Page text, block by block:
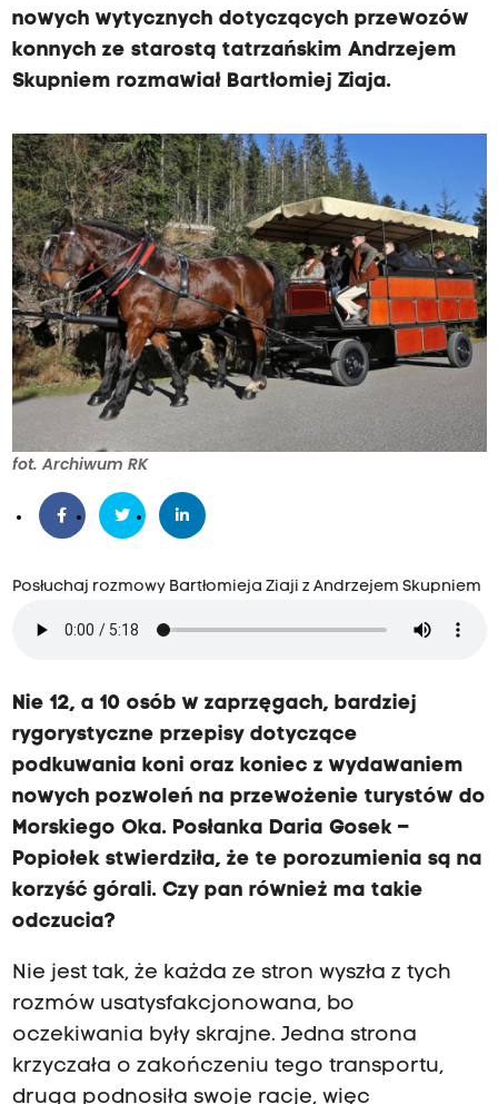
nowych wytycznych dotyczących przewozów
konnych ze starostą tatrzańskim Andrzejem
Skupniem rozmawiał Bartłomiej Ziaja.
fot. Archiwum RK
Posłuchaj rozmowy Bartłomieja Ziaji z Andrzejem Skupniem
Nie 12, a 10 osób w zaprzęgach, bardziej
rygorystyczne przepisy dotyczące
podkuwania koni oraz koniec z wydawaniem
nowych pozwoleń na przewożenie turystów do
Morskiego Oka. Posłanka Daria Gosek –
Popiołek stwierdziła, że te porozumienia są na
korzyść górali. Czy pan również ma takie
odczucia?
Nie jest tak, że każda ze stron wyszła z tych
rozmów usatysfakcjonowana, bo
oczekiwania były skrajne. Jedna strona
krzyczała o zakończeniu tego transportu,
druga podnosiła swoje racje, więc